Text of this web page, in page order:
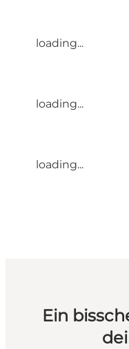
loading...
loading...
loading...
Ein